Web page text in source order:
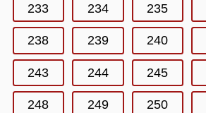
233 234 235
238 239 240
243 244 245
248 249 250